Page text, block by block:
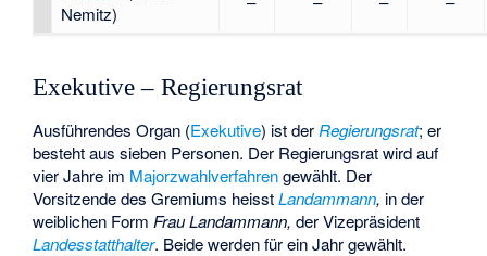
Nemitz)
Exekutive – Regierungsrat
Ausführendes Organ (Exekutive) ist der Regierungsrat; er
besteht aus sieben Personen. Der Regierungsrat wird auf
vier Jahre im Majorzwahlverfahrengewählt. Der
Vorsitzende des Gremiums heisstLandammann, in der
weiblichen Form Frau Landammann, der Vizepräsident
Landesstatthalter. Beide werden für ein Jahr gewählt.